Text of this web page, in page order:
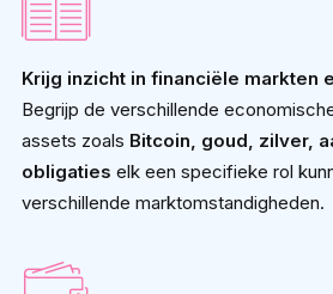
Krijg inzicht in financiële markten
Begrijp de verschillende
assets zoals Bitcoin, goud, zilver,
obligaties elk een specifieke rol
verschillende marktomstandigheden.